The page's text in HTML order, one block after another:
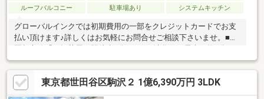
ルーフバルコニー
駐車場あり システムキッチン
グローバルインクでは初期費用の一部をクレジットカードでお支
払い頂けます♪詳しくはお気軽にお問合せご相談下さいませ。■田
いう優れたアクセスと、活気あふれる商店街やディープな飲食店
街、閑静な住宅街が共存する街です。■南側公道約4.0ｍで陽当り
良好で開放感がございます。■広々としたルーフバルコニー付
き。■LDKは18帖以上で家族全員がゆったりと過ごせる快適空間。
東京都世田谷区駒沢２ 1億6,390万円 3LDK